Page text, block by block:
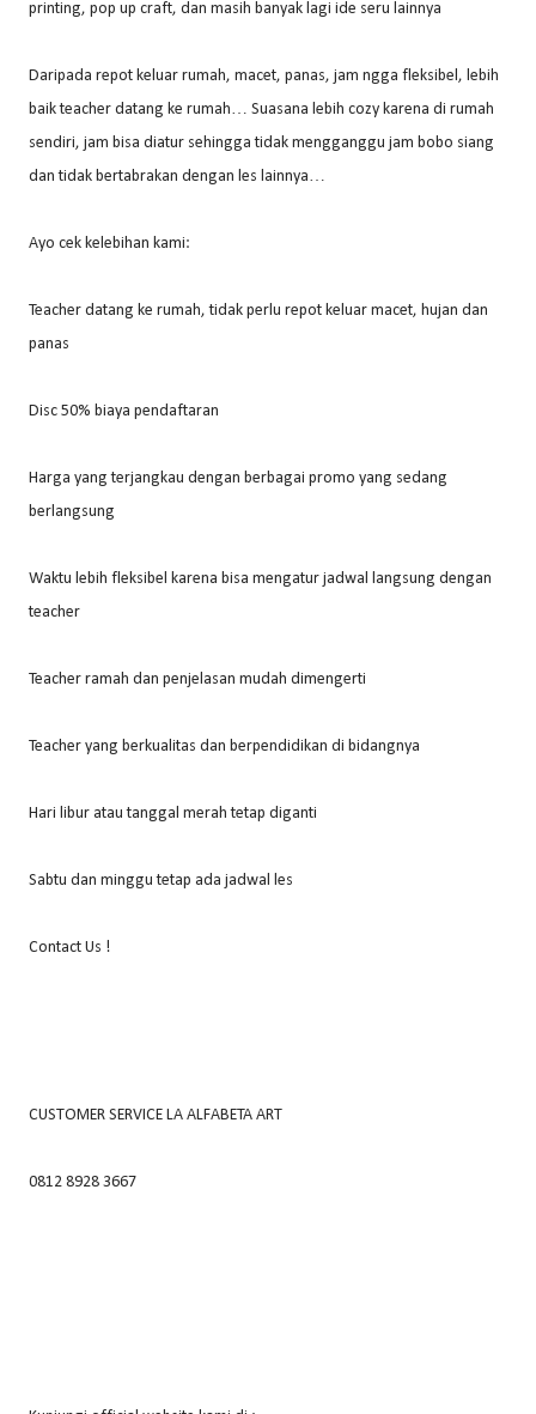
printing, pop up craft, dan masih banyak lagi ide seru lainnya
Daripada repot keluar rumah, macet, panas, jam ngga fleksibel, lebih
baik teacher datang ke rumah… Suasana lebih cozy karena di rumah
sendiri, jam bisa diatur sehingga tidak mengganggu jam bobo siang
dan tidak bertabrakan dengan les lainnya…
Ayo cek kelebihan kami:
Teacher datang ke rumah, tidak perlu repot keluar macet, hujan dan
panas
Disc 50% biaya pendaftaran
Harga yang terjangkau dengan berbagai promo yang sedang
berlangsung
Waktu lebih fleksibel karena bisa mengatur jadwal langsung dengan
teacher
Teacher ramah dan penjelasan mudah dimengerti
Teacher yang berkualitas dan berpendidikan di bidangnya
Hari libur atau tanggal merah tetap diganti
Sabtu dan minggu tetap ada jadwal les
Contact Us !
CUSTOMER SERVICE LA ALFABETA ART
0812 8928 3667